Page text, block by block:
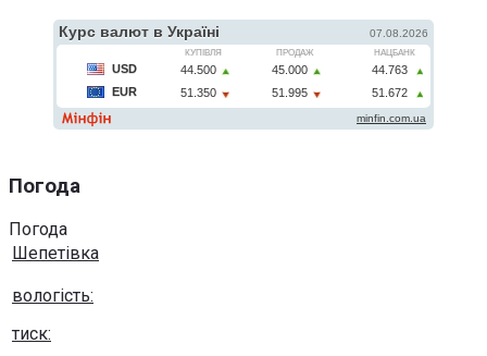
Погода
Погода
Шепетівка
вологість:
тиск: